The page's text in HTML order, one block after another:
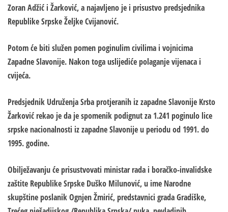
Zoran Adžić i Žarković, a najavljeno je i prisustvo predsjednika
Republike Srpske Željke Cvijanović.
Potom će biti služen pomen poginulim civilima i vojnicima
Zapadne Slavonije. Nakon toga uslijediće polaganje vijenaca i
cvijeća.
Predsjednik Udruženja Srba protjeranih iz zapadne Slavonije Krsto
Žarković rekao je da je spomenik podignut za 1.241 poginulo lice
srpske nacionalnosti iz zapadne Slavonije u periodu od 1991. do
1995. godine.
Obilježavanju će prisustvovati ministar rada i boračko-invalidske
zaštite Republike Srpske Duško Milunović, u ime Narodne
skupštine poslanik Ognjen Žmirić, predstavnici grada Gradiške,